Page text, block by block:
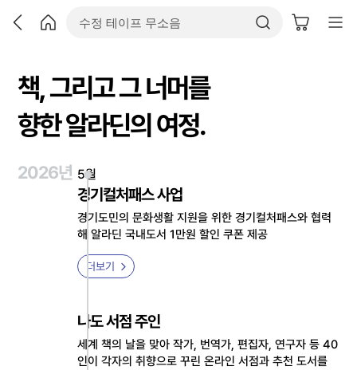
책, 그리고 그 너머를
향한 알라딘의 여정.
2026년 5월
경기컬처패스 사업
경기도민의 문화생활 지원을 위한 경기컬처패스와 협력
해 알라딘 국내도서 1만원 할인 쿠폰 제공
더보기
나도 서점 주인
세계 책의 날을 맞아 작가, 번역가, 편집자, 연구자 등 40
인이 각자의 취향으로 꾸린 온라인 서점과 추천 도서를